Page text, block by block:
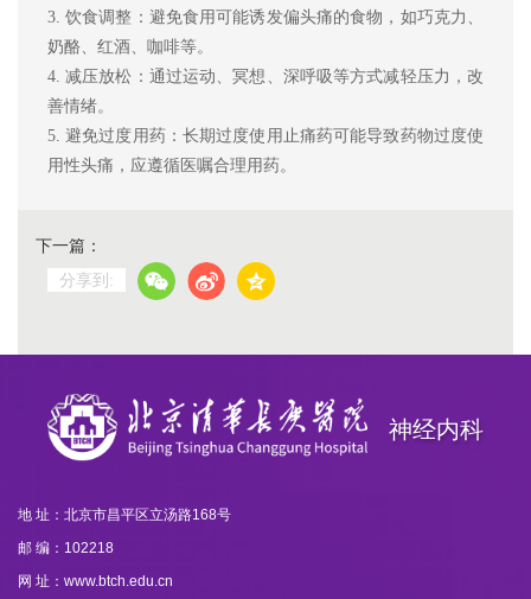
3. 饮食调整：避免食用可能诱发偏头痛的食物，如巧克力、
奶酪、红酒、咖啡等。
4. 减压放松：通过运动、冥想、深呼吸等方式减轻压力，改
善情绪。
5. 避免过度用药：长期过度使用止痛药可能导致药物过度使
用性头痛，应遵循医嘱合理用药。
下一篇：
分享到:
神经内科
地 址：北京市昌平区立汤路168号
邮 编：102218
网 址：www.btch.edu.cn